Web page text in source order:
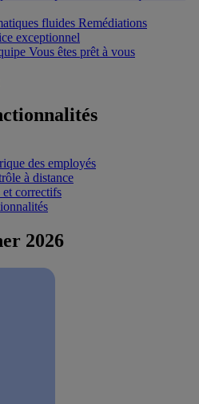
fluides Remédiations
exceptionnel
Vous êtes prêt à vous
des employés
à distance
et correctifs
2026